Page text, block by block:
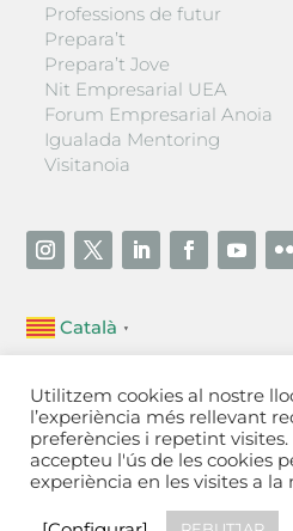
Professions de futur
Prepara’t
Prepara’t Jove
Nit Empresarial UEA
Forum Empresarial Anoia
Igualada Mentoring
Visitanoia
Català ▼
Unió Empresarial de l’Anoia
Ctra. de Manresa, 131, 08700 –
Tel 93 805 22 92
Contactar
Utilitzem cookies al nostre
l’experiència més rellevant
preferències i repetint
accepteu l'ús de les cookies
experiència en les visites a la